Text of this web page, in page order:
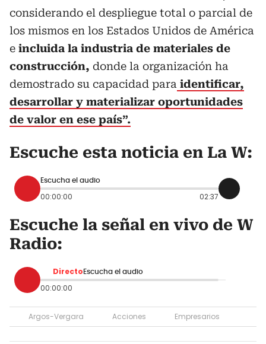
considerando el despliegue total o parcial de
los mismos en los Estados Unidos de América
e incluida la industria de materiales de
construcción, donde la organización ha
demostrado su capacidad para identificar,
desarrollar y materializar oportunidades
de valor en ese país”.
Escuche esta noticia en La W:
Escucha el audio
00:00:00 02:37
Escuche la señal en vivo de W
Radio:
Directo Escucha el audio
00:00:00
Argos-Vergara Acciones Empresarios